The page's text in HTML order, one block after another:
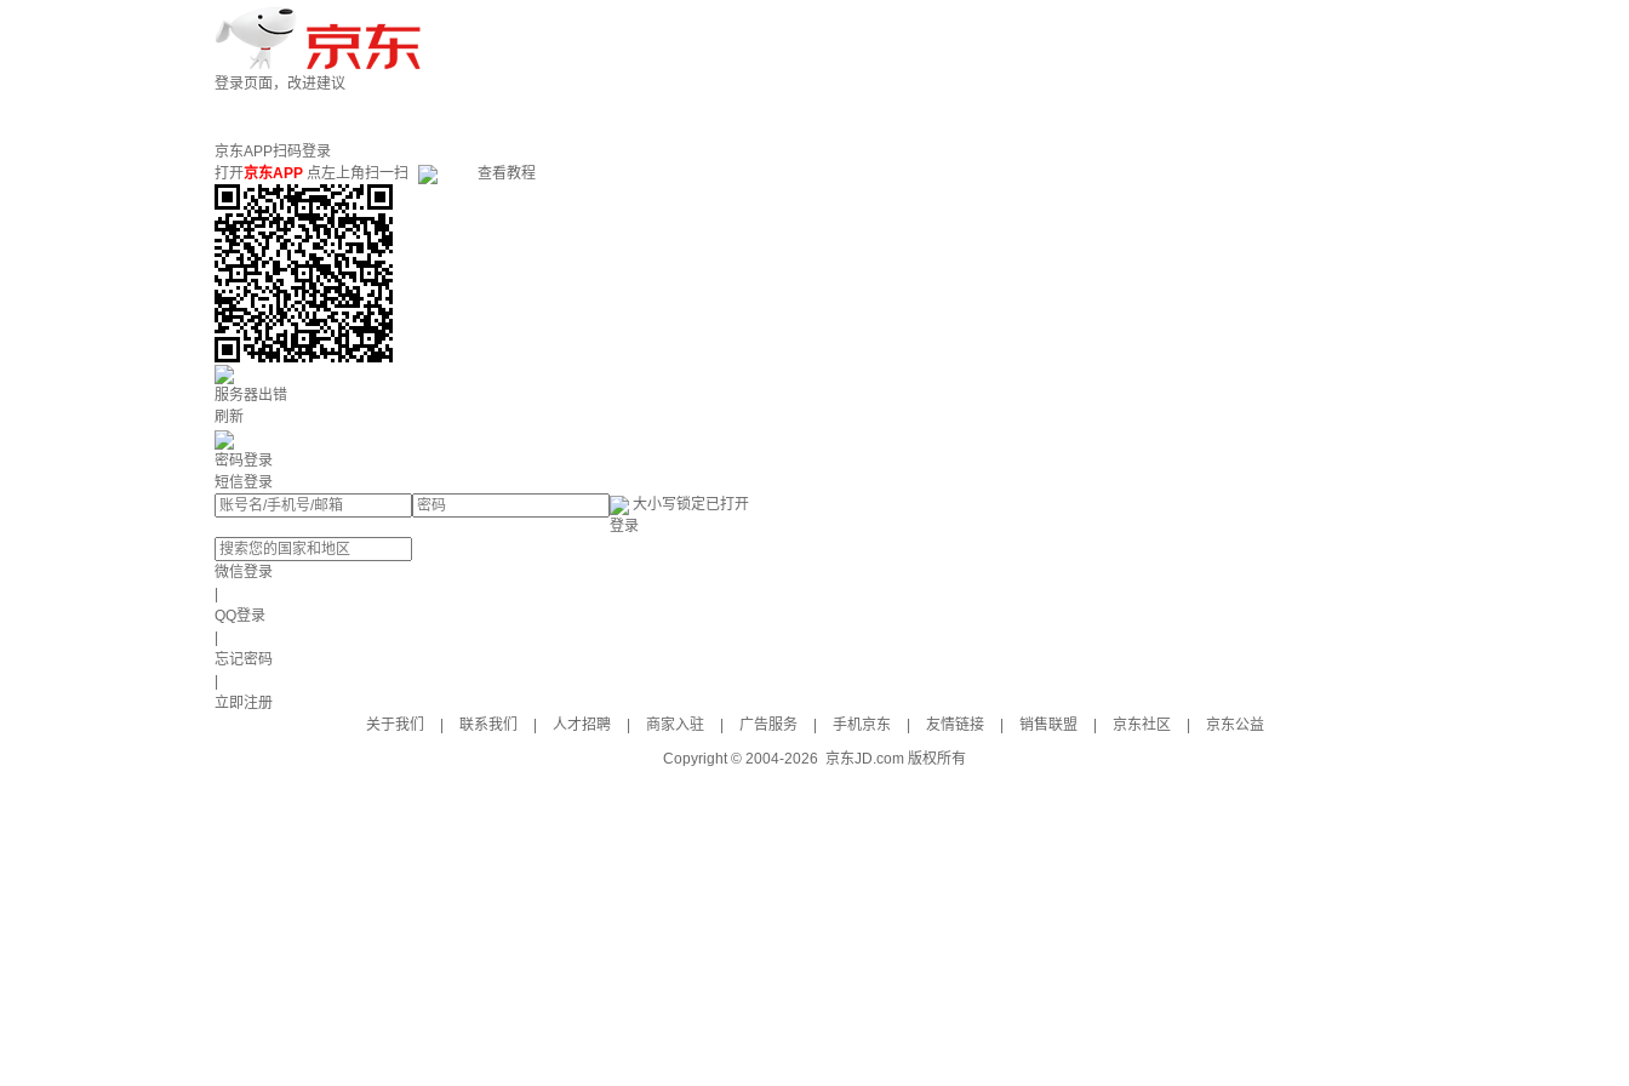
登录页面，改进建议
京东APP扫码登录
打开京东APP 点左上角扫一扫 查看教程
服务器出错
刷新
密码登录
短信登录
大小写锁定已打开
登录
微信登录
QQ登录
忘记密码
立即注册
关于我们
联系我们 人才招聘 商家入驻 广告服务 手机京东 友情链接 销售联盟 京东社区
京东公益
Copyright © 2004-2026 京东JD.com 版权所有